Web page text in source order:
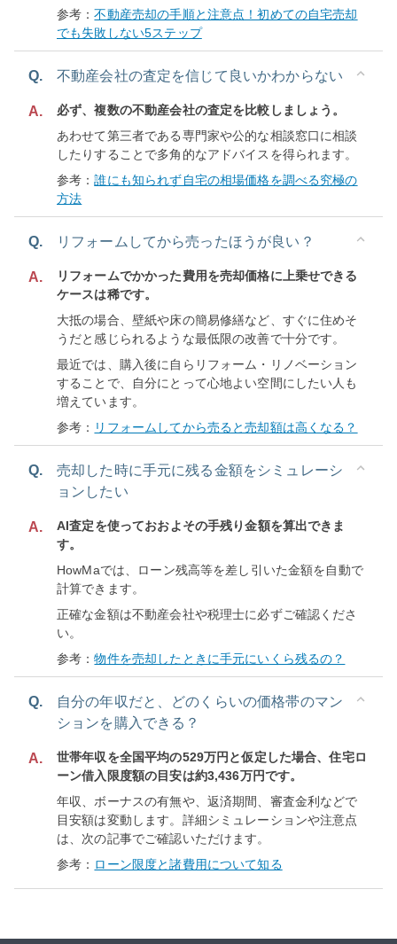
参考：不動産売却の手順と注意点！初めての自宅売却
でも失敗しない5ステップ
Q. 不動産会社の査定を信じて良いかわからない
A.
必ず、複数の不動産会社の査定を比較しましょう。
あわせて第三者である専門家や公的な相談窓口に相談
したりすることで多角的なアドバイスを得られます。
参考：誰にも知られず自宅の相場価格を調べる究極の
方法
Q. リフォームしてから売ったほうが良い？
A.
リフォームでかかった費用を売却価格に上乗せできる
ケースは稀です。
大抵の場合、壁紙や床の簡易修繕など、すぐに住めそ
うだと感じられるような最低限の改善で十分です。
最近では、購入後に自らリフォーム・リノベーション
することで、自分にとって心地よい空間にしたい人も
増えています。
参考： リフォームしてから売ると売却額は高くなる？
Q.
売却した時に手元に残る金額をシミュレーシ
ョンしたい
A.
AI査定を使っておおよその手残り金額を算出できま
す。
HowMaでは、ローン残高等を差し引いた金額を自動で
計算できます。
正確な金額は不動産会社や税理士に必ずご確認くださ
い。
参考：物件を売却したときに手元にいくら残るの？
Q.
自分の年収だと、どのくらいの価格帯のマン
ションを購入できる？
A.
世帯年収を全国平均の529万円と仮定した場合、住宅ロ
ーン借入限度額の目安は約3,436万円です。
年収、ボーナスの有無や、返済期間、審査金利などで
目安額は変動します。詳細シミュレーションや注意点
は、次の記事でご確認いただけます。
参考： ローン限度と諸費用について知る